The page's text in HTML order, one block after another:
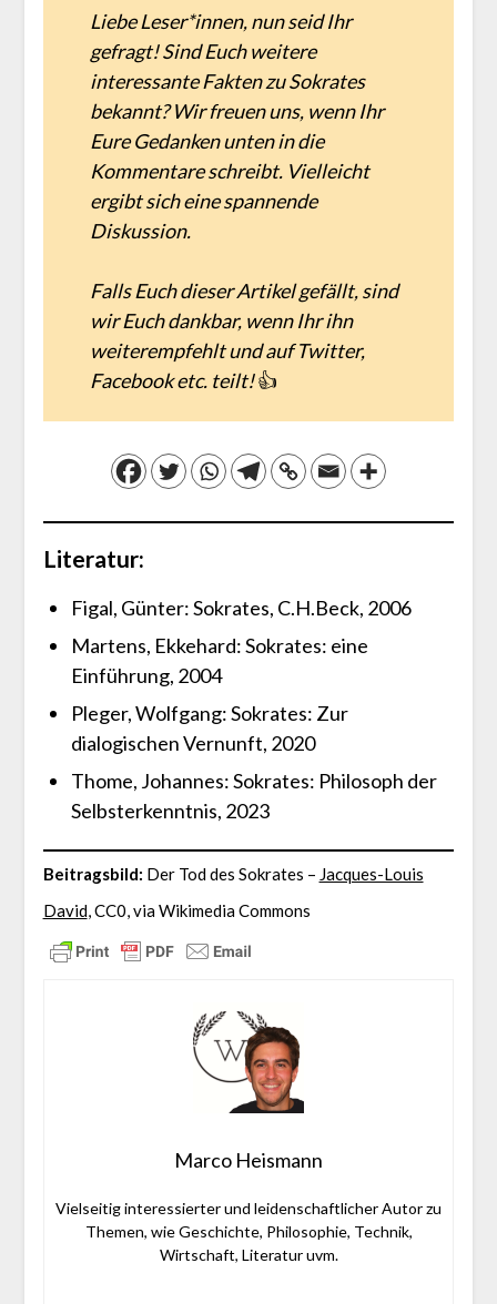
Liebe Leser*innen, nun seid Ihr
gefragt! Sind Euch weitere
interessante Fakten zu Sokrates
bekannt? Wir freuen uns, wenn Ihr
Eure Gedanken unten in die
Kommentare schreibt. Vielleicht
ergibt sich eine spannende
Diskussion.
Falls Euch dieser Artikel gefällt, sind
wir Euch dankbar, wenn Ihr ihn
weiterempfehlt und auf Twitter,
Facebook etc. teilt!👍
Literatur:
Figal, Günter: Sokrates, C.H.Beck, 2006
Martens, Ekkehard: Sokrates: eine
Einführung, 2004
Pleger, Wolfgang: Sokrates: Zur
dialogischen Vernunft, 2020
Thome, Johannes: Sokrates: Philosoph der
Selbsterkenntnis, 2023
Beitragsbild: Der Tod des Sokrates – Jacques-Louis
David, CC0, via Wikimedia Commons
Marco Heismann
Vielseitig interessierter und leidenschaftlicher Autor zu
Themen, wie Geschichte, Philosophie, Technik,
Wirtschaft, Literatur uvm.